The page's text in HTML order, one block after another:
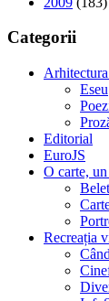
Categorii
Eseu
Editorial
EuroJS
O carte,
Recreația